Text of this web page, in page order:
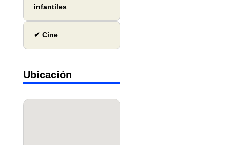
infantiles
✔ Cine
Ubicación